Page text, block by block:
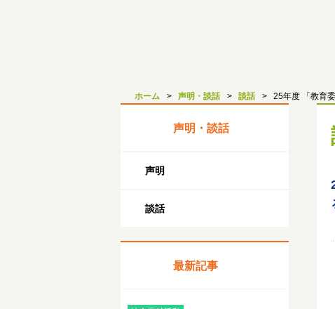
ホーム 声明・談話 談話 25年度 「教育
声明・談話
声明
談話
最新記事